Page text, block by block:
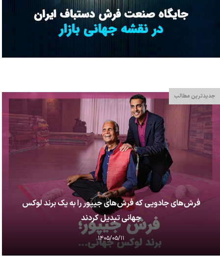
جدیدترین مطالب
فرش‌های جادویی که فرش‌های جیپور را به یک برند لوکس
جهانی تبدیل کردند
۱۴۰۵/۰۵/۱۱